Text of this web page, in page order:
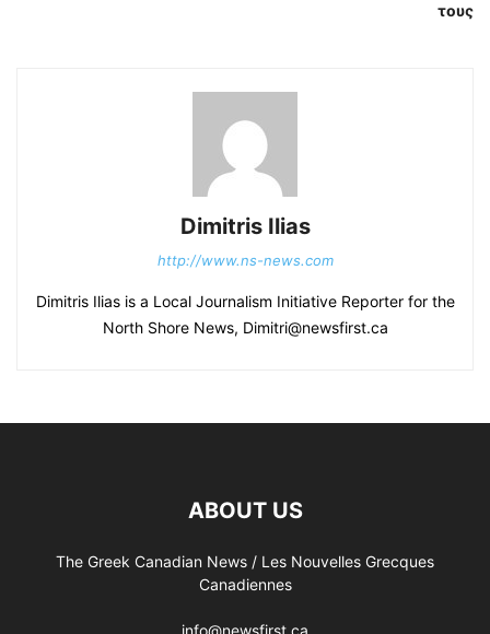
τους
Dimitris Ilias
http://www.ns-news.com
Dimitris Ilias is a Local Journalism Initiative Reporter for the
North Shore News, Dimitri@newsfirst.ca
ABOUT US
The Greek Canadian News / Les Nouvelles Grecques
Canadiennes
info@newsfirst.ca